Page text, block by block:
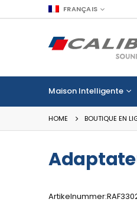
FRANÇAIS
Maison Intelligente
HOME BOUTIQUE EN